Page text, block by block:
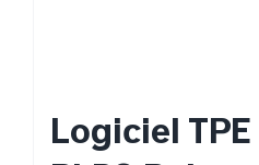
Logiciel TPE